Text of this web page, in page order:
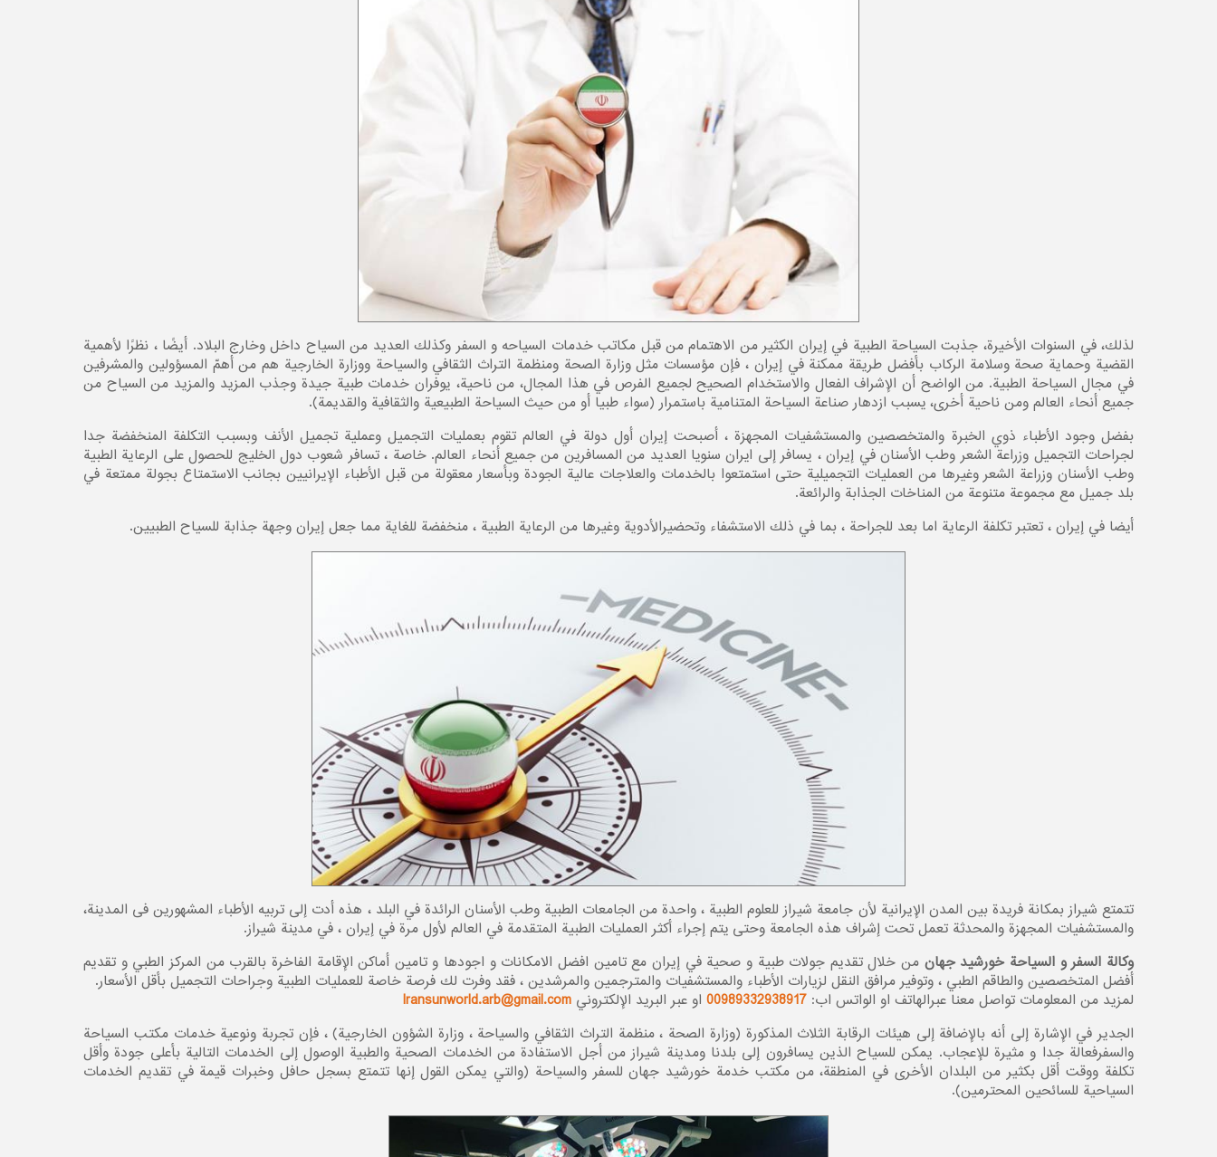
لذلك، في السنوات الأخيرة، جذبت السياحة الطبية في إيران الكثير من الاهتمام من قبل مكاتب خدمات السياحه و السفر وكذلك العديد من السياح داخل وخارج البلاد. أيضًا ، نظرًا لأهمية
القضية وحماية صحة وسلامة الركاب بأفضل طريقة ممكنة في إيران ، فإن مؤسسات مثل وزارة الصحة ومنظمة التراث الثقافي والسياحة ووزارة الخارجية هم من أهمّ المسؤولين والمشرفين
في مجال السياحة الطبية. من الواضح أن الإشراف الفعال والاستخدام الصحیح لجميع الفرص في هذا المجال، من ناحية، يوفران خدمات طبية جيدة وجذب المزيد والمزيد من السياح من
جميع أنحاء العالم ومن ناحية أخرى، یسبب ازدهار صناعة السياحة المتنامية باستمرار (سواء طبيا أو من حيث السياحة الطبيعية والثقافية والقديمة).
بفضل وجود الأطباء ذوي الخبرة والمتخصصین والمستشفيات المجهزة ، أصبحت إيران أول دولة في العالم تقوم بعمليات التجميل وعملية تجميل الأنف وبسبب التكلفة المنخفضة جدا
لجراحات التجميل وزراعة الشعر وطب الأسنان في إيران ، يسافر إلی ایران سنویا العديد من المسافرين من جميع أنحاء العالم. خاصة ، تسافر شعوب دول الخليج للحصول على الرعاية الطبية
وطب الأسنان وزراعة الشعر وغيرها من العمليات التجميلية حتی استمتعوا بالخدمات والعلاجات عالية الجودة وبأسعار معقولة من قبل الأطباء الإيرانيين بجانب الاستمتاع بجولة ممتعة في
بلد جميل مع مجموعة متنوعة من المناخات الجذابة والرائعة.
أیضا في إيران ، تعتبر تكلفة الرعاية اما بعد للجراحة ، بما في ذلك الاستشفاء وتحضیرالأدوية وغيرها من الرعاية الطبية ، منخفضة للغاية مما جعل إيران وجهة جذابة للسياح الطبيين.
تتمتع شيراز بمكانة فريدة بين المدن الإيرانية لأن جامعة شيراز للعلوم الطبية ، واحدة من الجامعات الطبية وطب الأسنان الرائدة في البلد ، هذه أدت إلی تربيه الأطباء المشهورين فی المدينة،
والمستشفيات المجهزة والمحدثة تعمل تحت إشراف هذه الجامعة وحتى یتم إجراء أكثر العمليات الطبية المتقدمة في العالم لأول مرة في إيران ، في مدینة شيراز.
وكالة السفر و السياحة خورشيد جهان من خلال تقديم جولات طبیة و صحیة في إيران مع تامين افضل الامكانات و اجودها و تامين أماكن الإقامة الفاخرة بالقرب من المركز الطبي و تقديم
أفضل المتخصصين والطاقم الطبي ، وتوفير مرافق النقل لزيارات الأطباء والمستشفيات والمترجمين والمرشدين ، فقد وفرت لك فرصة خاصة للعمليات الطبية وجراحات التجميل بأقل الأسعار.
لمزيد من المعلومات تواصل معنا عبرالهاتف او الواتس اب: 00989332938917 او عبر البريد الإلكتروني Iransunworld.arb@gmail.com
الجدير في الإشارة إلى أنه بالإضافة إلى هيئات الرقابة الثلاث المذکورة (وزارة الصحة ، منظمة التراث الثقافي والسياحة ، وزارة الشؤون الخارجية) ، فإن تجربة ونوعية خدمات مكتب السياحة
والسفرفعالة جدا و مثيرة للإعجاب. يمكن للسياح الذين يسافرون إلى بلدنا ومدينة شيراز من أجل الاستفادة من الخدمات الصحية والطبية الوصول إلى الخدمات التالية بأعلى جودة وأقل
تكلفة ووقت أقل بكثير من البلدان الأخرى في المنطقة، من مكتب خدمة خورشید جهان للسفر والسياحة (والتي يمكن القول إنها تتمتع بسجل حافل وخبرات قيمة في تقديم الخدمات
السياحية للسائحين المحترمين).